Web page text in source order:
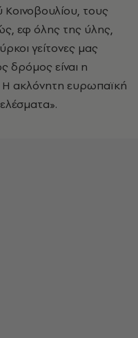
τους
εφ όλης της ύλης,
γείτονες μας
δρόμος είναι η
Η ακλόνητη ευρωπαϊκή